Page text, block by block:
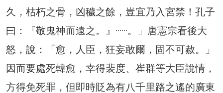
久，枯朽之骨，凶穢之餘，豈宜乃入宮禁！孔子
曰：『敬鬼神而遠之。』······。」唐憲宗看後大
怒，說：「愈，人臣，狂妄敢爾，固不可赦。」
因而要處死韓愈，幸得裴度、崔群等大臣說情，
方得免死罪，但即時貶為有八千里路之遙的廣東